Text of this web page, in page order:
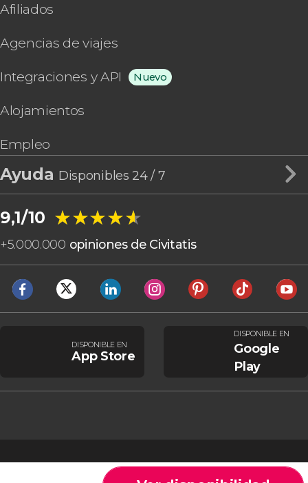
Afiliados
Agencias de viajes
Integraciones y API Nuevo
Alojamientos
Empleo
Ayuda Disponibles 24 / 7
9,1/10 ★★★★★
★★★★★
+5.000.000 opiniones de Civitatis
DISPONIBLE EN
App Store
DISPONIBLE EN
Google
Play